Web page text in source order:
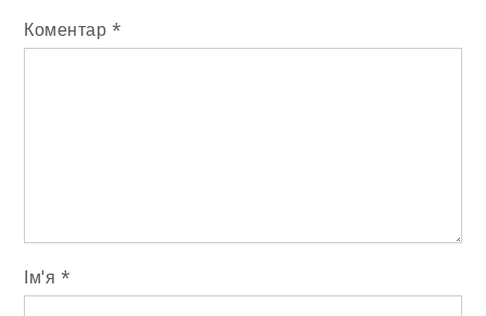
Коментар *
Ім'я *